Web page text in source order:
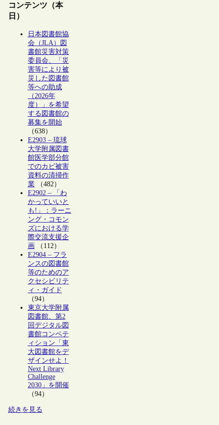
コンテンツ（本
日）
日本図書館協
会（JLA）図
書館災害対策
委員会、「災
害等により被
災した図書館
等への助成
（2026年
度）」を希望
する図書館の
募集を開始
（638）
E2903 – 琉球
大学附属図書
館医学部分館
でのカビ被害
資料の清掃作
業（482）
E2902 – 「わ
かっていいと
も!」：ラーニ
ング・コモン
ズにおける学
際交流支援企
画（112）
E2904 – フラ
ンスの図書館
等のためのア
クセシビリテ
ィ・ガイド
（94）
東京大学附属
図書館、第2
回デジタル図
書館コンペテ
ィション「東
大図書館をデ
ザインせよ！
Next Library
Challenge
2030」を開催
（94）
続きを見る